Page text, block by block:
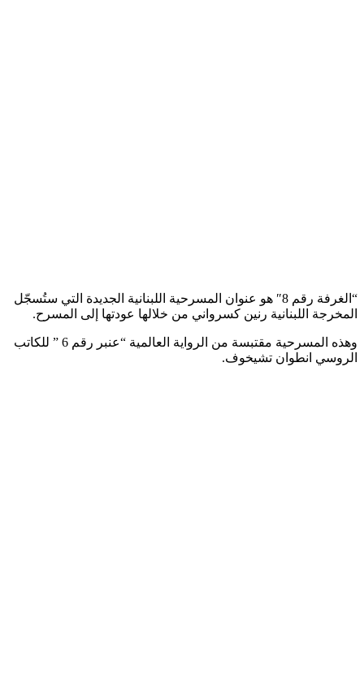
“الغرفة رقم 8″ هو عنوان المسرحية اللبنانية الجديدة التي ستُسجّل
المخرجة اللبنانية رنين كسرواني من خلالها عودتها إلى المسرح.
وهذه المسرحية مقتبسة من الرواية العالمية “عنبر رقم 6 ” للكاتب
الروسي انطوان تشيخوف.